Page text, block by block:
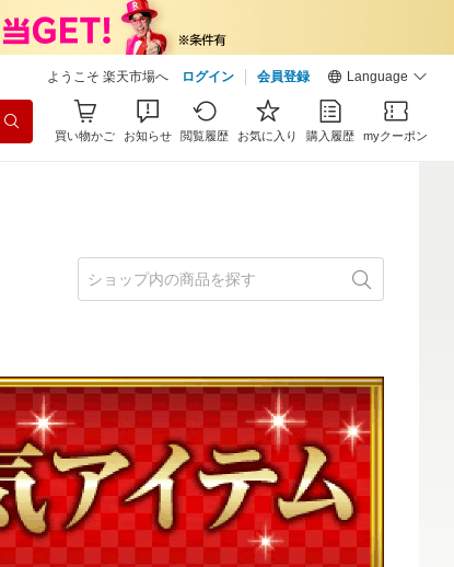
ようこそ 楽天市場へ ログイン 会員登録 Language
買い物かご お知らせ 閲覧履歴 お気に入り 購入履歴 myクーポン